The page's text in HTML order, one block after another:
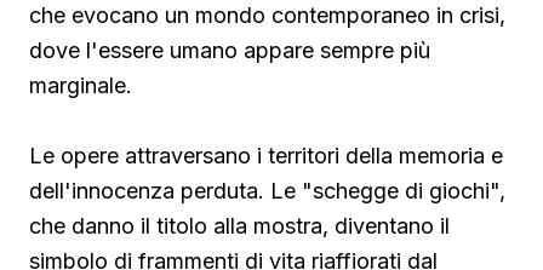
che evocano un mondo contemporaneo in crisi,
dove l'essere umano appare sempre più
marginale.
Le opere attraversano i territori della memoria e
dell'innocenza perduta. Le "schegge di giochi",
che danno il titolo alla mostra, diventano il
simbolo di frammenti di vita riaffiorati dal